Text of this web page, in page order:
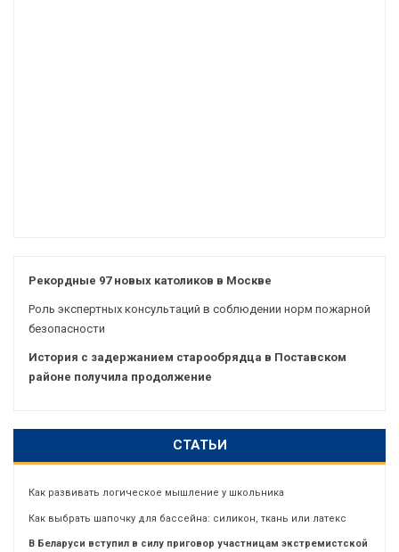
Рекордные 97 новых католиков в Москве
Роль экспертных консультаций в соблюдении норм пожарной
безопасности
История с задержанием старообрядца в Поставском
районе получила продолжение
СТАТЬИ
Как развивать логическое мышление у школьника
Как выбрать шапочку для бассейна: силикон, ткань или латекс
В Беларуси вступил в силу приговор участницам экстремистской